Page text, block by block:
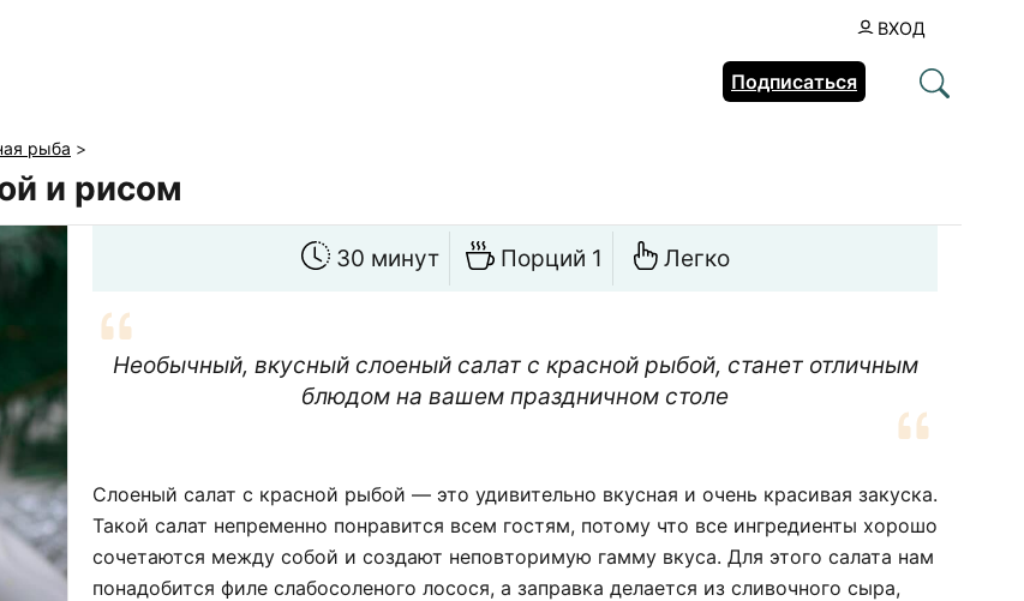
ВХОД
Подписаться
рыба >
и рисом
30 минут Порций 1 Легко
Необычный, вкусный слоеный салат с красной рыбой, станет отличным
блюдом на вашем праздничном столе
Слоеный салат с красной рыбой — это удивительно вкусная и очень красивая закуска.
Такой салат непременно понравится всем гостям, потому что все ингредиенты хорошо
сочетаются между собой и создают неповторимую гамму вкуса. Для этого салата нам
понадобится филе слабосоленого лосося, а заправка делается из сливочного сыра,